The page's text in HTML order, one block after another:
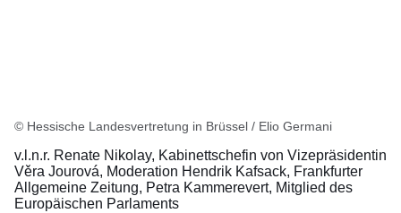
© Hessische Landesvertretung in Brüssel / Elio Germani
v.l.n.r. Renate Nikolay, Kabinettschefin von Vizepräsidentin
Věra Jourová, Moderation Hendrik Kafsack, Frankfurter
Allgemeine Zeitung, Petra Kammerevert, Mitglied des
Europäischen Parlaments